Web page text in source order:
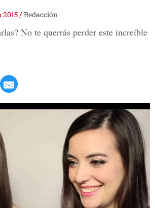
/Redacción
No te querrás perder este increíble